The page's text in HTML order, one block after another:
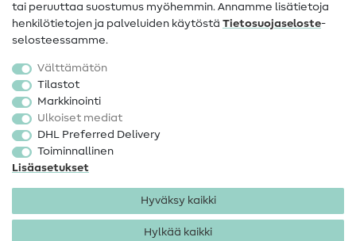
Peruutusoikeus
Suosittu
Kankaat
Ompelutarvikkeet
Ale
tai peruuttaa suostumus myöhemmin. Annamme lisätietoja
henkilötietojen ja palveluiden käytöstä Tietosuojaseloste-
selosteessamme.
Välttämätön
Tilastot
Markkinointi
Ulkoiset mediat
DHL Preferred Delivery
Toiminnallinen
Lisäasetukset
Hyväksy kaikki
Hylkää kaikki
Tietosuoja Käyttöehdot